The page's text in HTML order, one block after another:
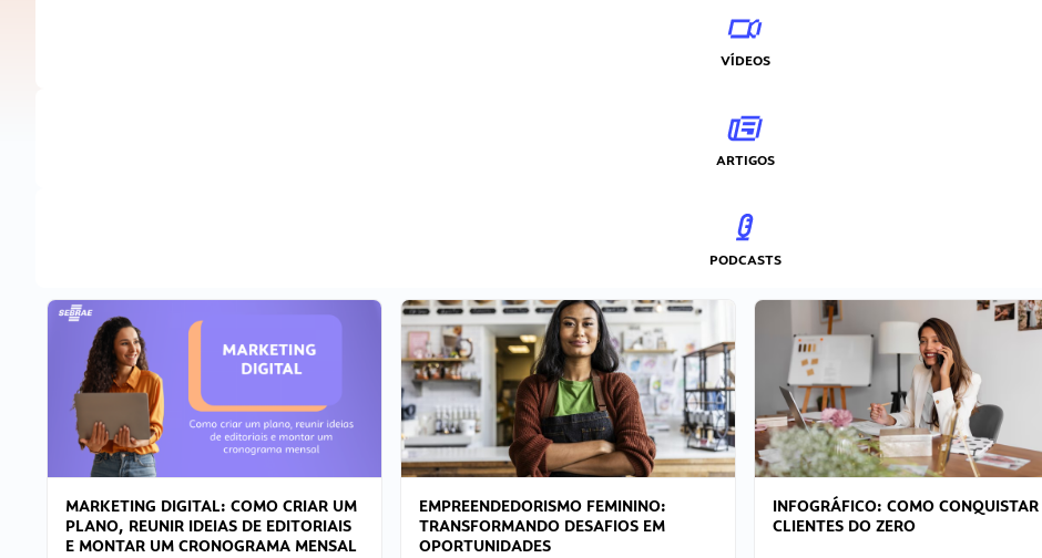
VÍDEOS
ARTIGOS
PODCASTS
MARKETING DIGITAL: COMO CRIAR UM
PLANO, REUNIR IDEIAS DE EDITORIAIS
E MONTAR UM CRONOGRAMA MENSAL
EMPREENDEDORISMO FEMININO:
TRANSFORMANDO DESAFIOS EM
OPORTUNIDADES
INFOGRÁFICO: COMO CONQUISTAR
CLIENTES DO ZERO